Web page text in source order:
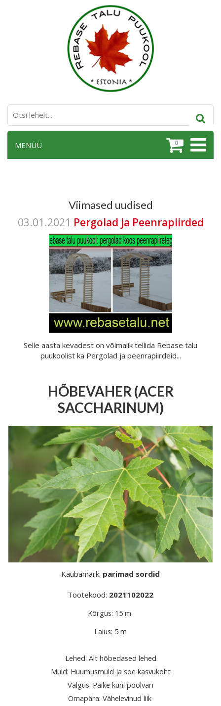
0
MENÜÜ
Viimased uudised
03.01.2021 Pergolad ja Peenrapiirded
Selle aasta kevadest on võimalik tellida Rebase talu
puukoolist ka Pergolad ja peenrapiirdeid...
HÕBEVAHER (ACER
SACCHARINUM)
Kaubamärk: parimad sordid
Tootekood: 2021102022
Kõrgus: 15 m
Laius: 5 m
Lehed: Alt hõbedased lehed
Muld: Huumusmuld ja soe kasvukoht
Valgus: Päike kuni poolvari
Omapära: Vähelevinud liik